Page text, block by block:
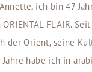
ich bin 47
FLAIR.
der Orient, seine
Jahre habe ich in